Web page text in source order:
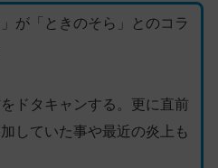
が「ときのそら」とのコラ
ドタキャンする。更に直前
していた事や最近の炎上も